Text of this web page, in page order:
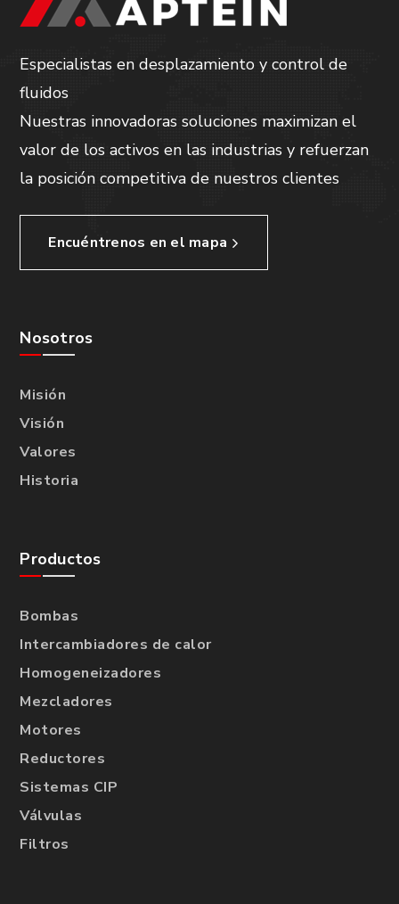
Especialistas en desplazamiento y control de
fluidos
Nuestras innovadoras soluciones maximizan el
valor de los activos en las industrias y refuerzan
la posición competitiva de nuestros clientes
Encuéntrenos en el mapa
Nosotros
Misión
Visión
Valores
Historia
Productos
Bombas
Intercambiadores de calor
Homogeneizadores
Mezcladores
Motores
Reductores
Sistemas CIP
Válvulas
Filtros